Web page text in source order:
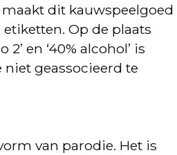
maakt dit kauwspeelgoed
Op de plaats
2’ en ‘40% alcohol’ is
niet geassocieerd te
van parodie. Het is